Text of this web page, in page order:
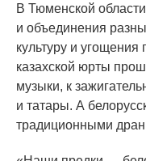
В Тюменской
и объединения
культуру и
казахской юрты
музыки, к
и татары. А
традиционными